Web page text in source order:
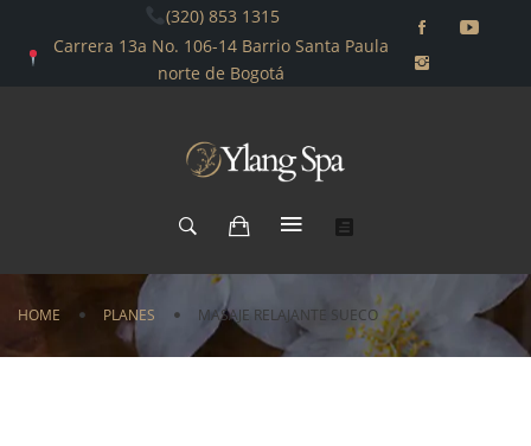
(320) 853 1315
Carrera 13a No. 106-14 Barrio Santa Paula
norte de Bogotá
HOME PLANES MASAJE RELAJANTE SUECO